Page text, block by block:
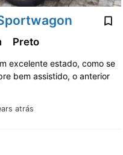
atrás
Preto
excelente estado, como se
bem assistido, o anterior